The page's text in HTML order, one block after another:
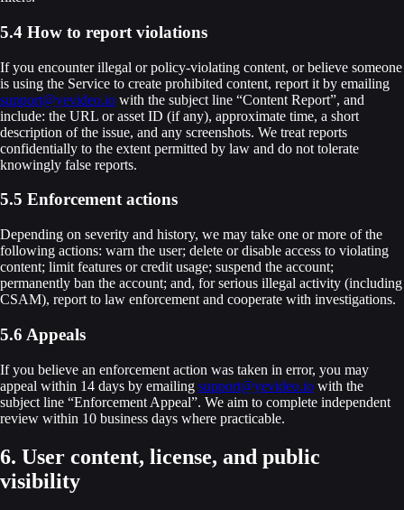
5.4 How to report violations
If you encounter illegal or policy-violating content, or believe someone
is using the Service to create prohibited content, report it by emailing
support@yevideo.io with the subject line “Content Report”, and
include: the URL or asset ID (if any), approximate time, a short
description of the issue, and any screenshots. We treat reports
confidentially to the extent permitted by law and do not tolerate
knowingly false reports.
5.5 Enforcement actions
Depending on severity and history, we may take one or more of the
following actions: warn the user; delete or disable access to violating
content; limit features or credit usage; suspend the account;
permanently ban the account; and, for serious illegal activity (including
CSAM), report to law enforcement and cooperate with investigations.
5.6 Appeals
If you believe an enforcement action was taken in error, you may
appeal within 14 days by emailing support@yevideo.io with the
subject line “Enforcement Appeal”. We aim to complete independent
review within 10 business days where practicable.
6. User content, license, and public
visibility